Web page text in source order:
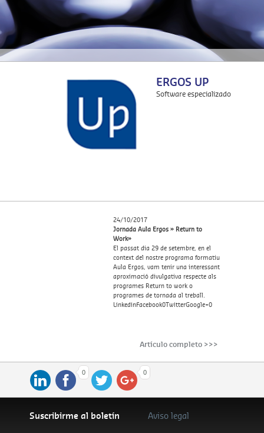
En Grupo Ergos trabajamos en el necesario
Ahora puede afrontar la Coordinación de Actividades
Las solucionmes ERP de Grupo Ergos, disponen
ERGOS UP
Software especializado
24/10/2017
Jornada Aula Ergos » Return to
Work»
El passat dia 29 de setembre, en el
context del nostre programa formatiu
Aula Ergos, vam tenir una interessant
aproximació divulgativa respecte als
programes Return to work o
programes de tornada al treball.
LinkedinFacebook0TwitterGoogle+0
Artículo completo >>>
0 0
Suscribirme al boletín Aviso legal